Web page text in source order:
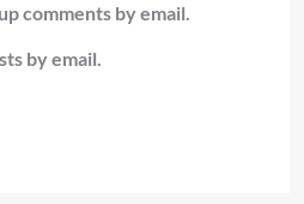
comments by email.
by email.